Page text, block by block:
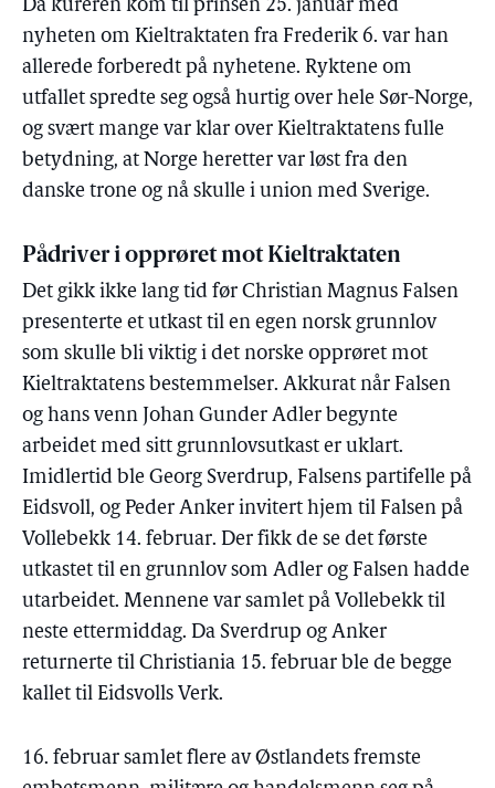
Da kureren kom til prinsen 25. januar med
nyheten om Kieltraktaten fra Frederik 6. var han
allerede forberedt på nyhetene. Ryktene om
utfallet spredte seg også hurtig over hele Sør-Norge,
og svært mange var klar over Kieltraktatens fulle
betydning, at Norge heretter var løst fra den
danske trone og nå skulle i union med Sverige.
Pådriver i opprøret mot Kieltraktaten
Det gikk ikke lang tid før Christian Magnus Falsen
presenterte et utkast til en egen norsk grunnlov
som skulle bli viktig i det norske opprøret mot
Kieltraktatens bestemmelser. Akkurat når Falsen
og hans venn Johan Gunder Adler begynte
arbeidet med sitt grunnlovsutkast er uklart.
Imidlertid ble Georg Sverdrup, Falsens partifelle på
Eidsvoll, og Peder Anker invitert hjem til Falsen på
Vollebekk 14. februar. Der fikk de se det første
utkastet til en grunnlov som Adler og Falsen hadde
utarbeidet. Mennene var samlet på Vollebekk til
neste ettermiddag. Da Sverdrup og Anker
returnerte til Christiania 15. februar ble de begge
kallet til Eidsvolls Verk.
16. februar samlet flere av Østlandets fremste